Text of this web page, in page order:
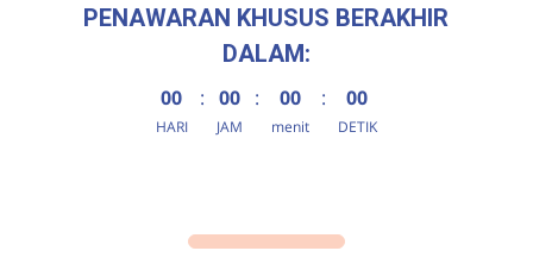
PENAWARAN KHUSUS BERAKHIR
DALAM:
00
HARI
: 00
JAM
: 00
menit
: 00
DETIK